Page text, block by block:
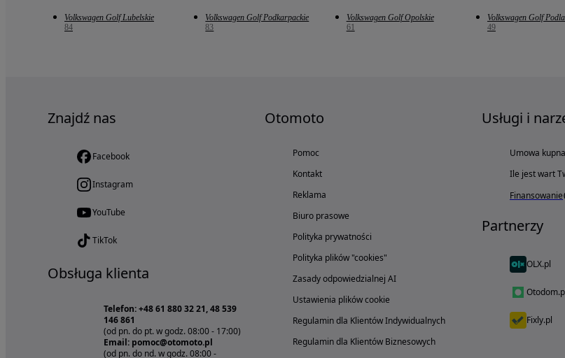
Volkswagen Golf Lubelskie
84
Volkswagen Golf Podkarpackie
83
Volkswagen Golf Opolskie
61
Volkswagen Golf
49
Znajdź nas
Facebook
Instagram
YouTube
TikTok
Obsługa klienta
Telefon: +48 61 880 32 21, 48 539
146 861
(od pn. do pt. w godz. 08:00 - 17:00)
Email: pomoc@otomoto.pl
(od pn. do nd. w godz. 08:00 -
Otomoto
Pomoc
Kontakt
Reklama
Biuro prasowe
Polityka prywatności
Polityka plików "cookies"
Zasady odpowiedzialnej AI
Ustawienia plików cookie
Regulamin dla Klientów Indywidualnych
Regulamin dla Klientów Biznesowych
Usługi i
Umowa
Ile jest wart
Finansowanie
Partnerzy
OLX.pl
Fixly.pl